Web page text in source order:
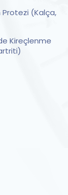
Protezi (Kalça,
Kireçlenme